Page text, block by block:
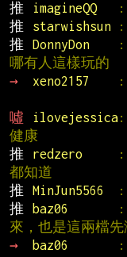
推
imagineQQ
推
starwishsun :
推
DonnyDon
:
哪有人這樣玩的
→
xeno2157
:
噓
ilovejessica:
健康
推
redzero
:
都知道
推
MinJun5566 :
推
baz06
:
來，也是這兩檔先
→
baz06 :